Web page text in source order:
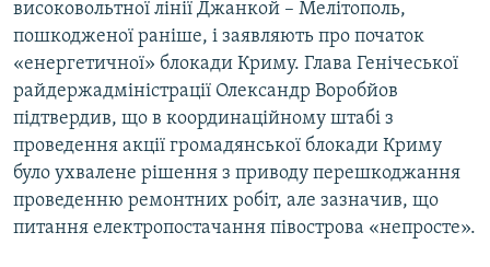
високовольтної лінії Джанкой – Мелітополь,
пошкодженої раніше, і заявляють про початок
«енергетичної» блокади Криму. Глава Генічеської
райдержадміністрації Олександр Воробйов
підтвердив, що в координаційному штабі з
проведення акції громадянської блокади Криму
було ухвалене рішення з приводу перешкоджання
проведенню ремонтних робіт, але зазначив, що
питання електропостачання півострова «непросте».